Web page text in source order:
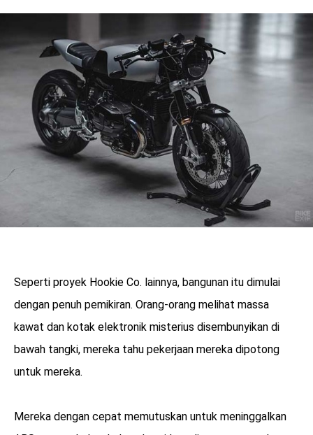
Seperti proyek Hookie Co. lainnya, bangunan itu dimulai
dengan penuh pemikiran. Orang-orang melihat massa
kawat dan kotak elektronik misterius disembunyikan di
bawah tangki, mereka tahu pekerjaan mereka dipotong
untuk mereka.
Mereka dengan cepat memutuskan untuk meninggalkan